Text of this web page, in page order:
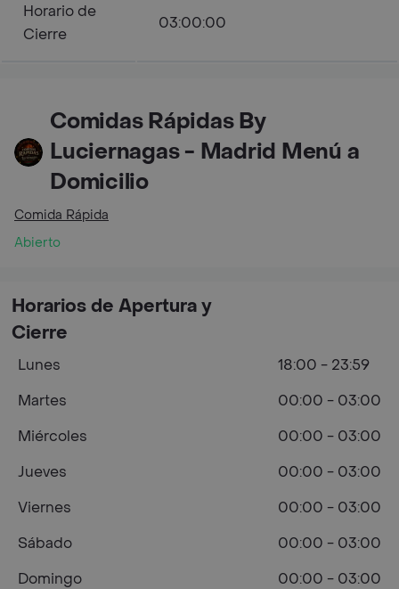
Horario de
Cierre
03:00:00
Comidas Rápidas By
Luciernagas - Madrid Menú a
Domicilio
Comida Rápida
Abierto
Horarios de Apertura y
Cierre
Lunes
18:00 - 23:59
Martes
00:00 - 03:00
Miércoles
00:00 - 03:00
Jueves
00:00 - 03:00
Viernes
00:00 - 03:00
Sábado
00:00 - 03:00
Domingo
00:00 - 03:00